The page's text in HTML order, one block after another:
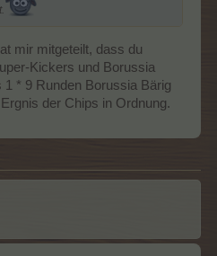
mir mitgeteilt, dass du
Kickers und Borussia
1 * 9 Runden Borussia Bärig
der Chips in Ordnung.